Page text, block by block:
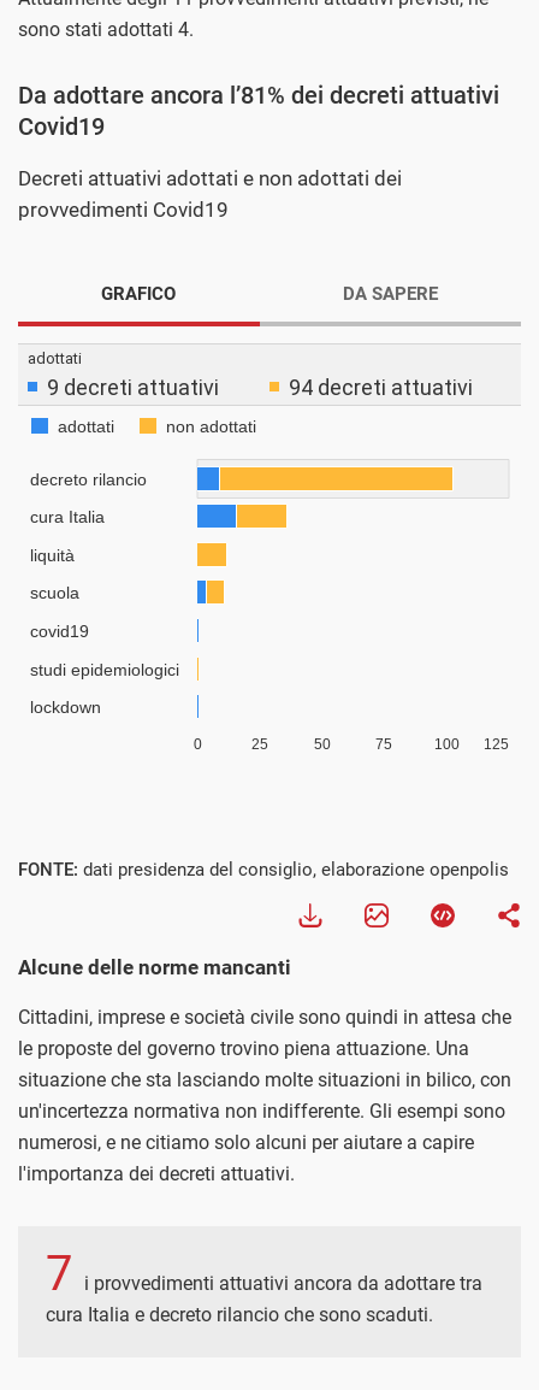
sono stati adottati 4.
Da adottare ancora l’81% dei decreti attuativi
Covid19
Decreti attuativi adottati e non adottati dei
provvedimenti Covid19
GRAFICO DA SAPERE
FONTE: dati presidenza del consiglio, elaborazione openpolis
Alcune delle norme mancanti
Cittadini, imprese e società civile sono quindi in attesa che
le proposte del governo trovino piena attuazione. Una
situazione che sta lasciando molte situazioni in bilico, con
un'incertezza normativa non indifferente. Gli esempi sono
numerosi, e ne citiamo solo alcuni per aiutare a capire
l'importanza dei decreti attuativi.
7
i provvedimenti attuativi ancora da adottare tra
cura Italia e decreto rilancio che sono scaduti.